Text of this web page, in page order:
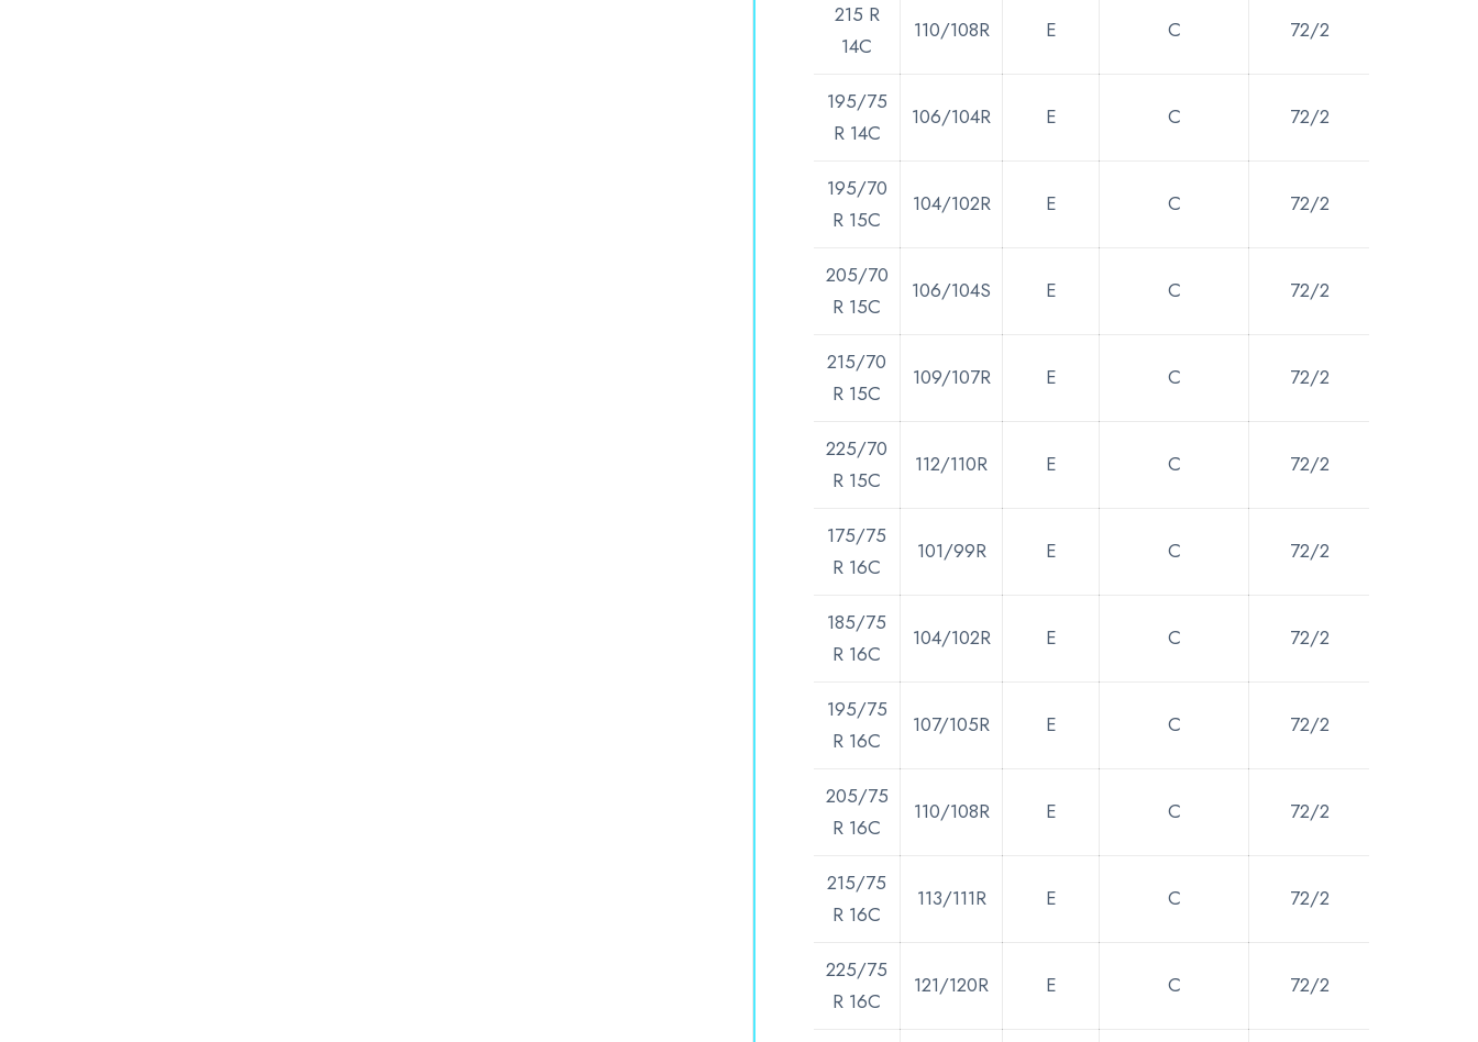
215 R
14C
110/108R E C 72/2
195/75
R 14C
106/104R E C 72/2
195/70
R 15C
104/102R E C 72/2
205/70
R 15C
106/104S E C 72/2
215/70
R 15C
109/107R E C 72/2
225/70
R 15C
112/110R E C 72/2
175/75
R 16C
101/99R E C 72/2
185/75
R 16C
104/102R E C 72/2
195/75
R 16C
107/105R E C 72/2
205/75
R 16C
110/108R E C 72/2
215/75
R 16C
113/111R E C 72/2
225/75
R 16C
121/120R E C 72/2